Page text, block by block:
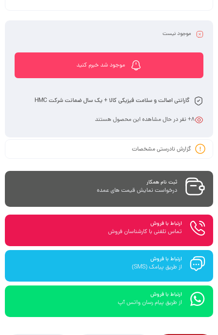
موجود نیست
موجود شد خبرم کنید
گارانتی اصالت و سلامت فیزیکی کالا + یک سال ضمانت شرکت HMC
8+ نفر در حال مشاهده این محصول هستند
گزارش نادرستی مشخصات
ثبت نام همکار
درخواست نمایش قیمت های عمده
ارتباط با فروش
تماس تلفنی با کارشناسان فروش
ارتباط با فروش
از طریق پیامک (SMS)
ارتباط با فروش
از طریق پیام رسان واتس آپ